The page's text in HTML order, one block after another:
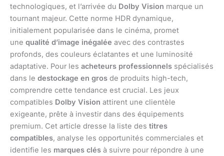
technologiques, et l’arrivée du Dolby Vision marque un
tournant majeur. Cette norme HDR dynamique,
initialement popularisée dans le cinéma, promet
une qualité d’image inégalée avec des contrastes
profonds, des couleurs éclatantes et une luminosité
adaptative. Pour les acheteurs professionnels spécialisés
dans le destockage en gros de produits high-tech,
comprendre cette tendance est crucial. Les jeux
compatibles Dolby Vision attirent une clientèle
exigeante, prête à investir dans des équipements
premium. Cet article dresse la liste des titres
compatibles, analyse les opportunités commerciales et
identifie les marques clés à suivre pour répondre à une